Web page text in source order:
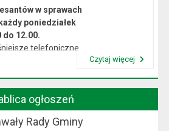
w sprawach
poniedziałek
do 12.00.
telefoniczne
Czytaj więcej
ogłoszeń
Rady Gminy